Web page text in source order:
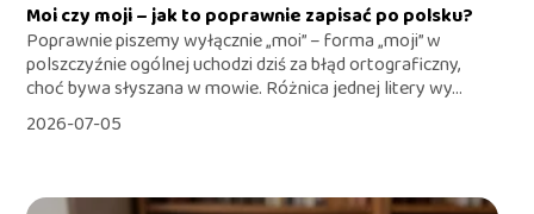
Moi czy moji – jak to poprawnie zapisać po polsku?
Poprawnie piszemy wyłącznie „moi” – forma „moji” w
polszczyźnie ogólnej uchodzi dziś za błąd ortograficzny,
choć bywa słyszana w mowie. Różnica jednej litery wy...
2026-07-05